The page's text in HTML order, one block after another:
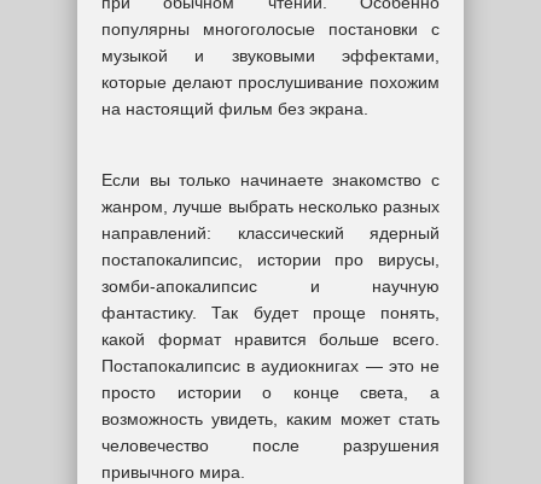
популярны многоголосые постановки с
музыкой и звуковыми эффектами,
которые делают прослушивание похожим
на настоящий фильм без экрана.
Если вы только начинаете знакомство с
жанром, лучше выбрать несколько разных
направлений: классический ядерный
постапокалипсис, истории про вирусы,
зомби-апокалипсис и научную
фантастику. Так будет проще понять,
какой формат нравится больше всего.
Постапокалипсис в аудиокнигах — это не
просто истории о конце света, а
возможность увидеть, каким может стать
человечество после разрушения
привычного мира.